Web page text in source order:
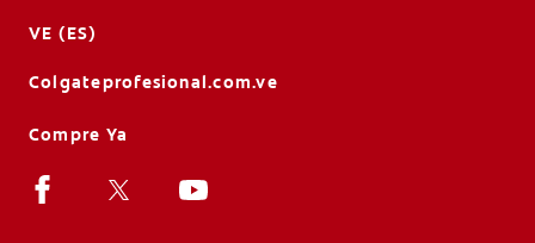
VE (ES)
Colgateprofesional.com.ve
Compre Ya